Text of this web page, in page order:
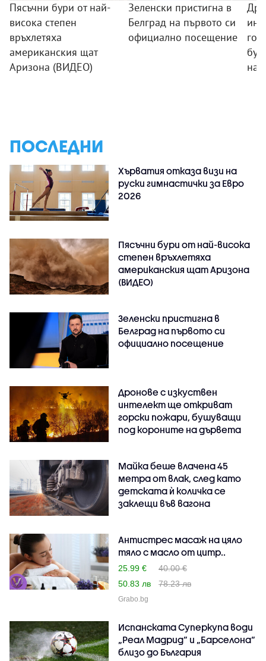
Пясъчни бури от най-
висока степен
връхлетяха
американския щат
Аризона (ВИДЕО)
Зеленски пристигна в
Белград на първото си
официално посещение
на
ПОСЛЕДНИ
Хърватия отказа визи на
руски гимнастички за Евро
2026
Пясъчни бури от най-висока
степен връхлетяха
американския щат Аризона
(ВИДЕО)
Зеленски пристигна в
Белград на първото си
официално посещение
Дронове с изкуствен
интелект ще откриват
горски пожари, бушуващи
под короните на дървета
Майка беше влачена 45
метра от влак, след като
детската ѝ количка се
заклещи във вагона
Антистрес масаж на цяло
тяло с масло от цитр..
25.99 €
40.00 €
50.83 лв
78.23 лв
Grabo.bg
Испанската Суперкупа води
„Реал Мадрид“ и „Барселона“
близо до България